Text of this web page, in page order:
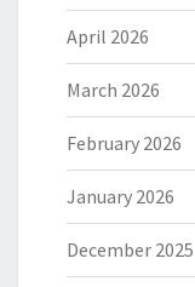
April 2026
March 2026
February 2026
January 2026
December 2025